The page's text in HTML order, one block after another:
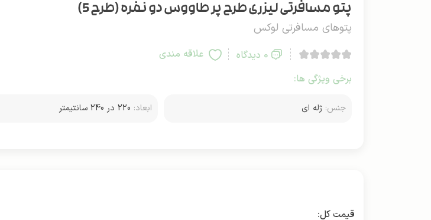
پتو مسافرتی لیزری طرح پر طاووس دو نفره (طرح 5)
پتوهای مسافرتی لوکس
0 دیدگاه
علاقه مندی
برخی ویژگی ها:
جنس: ژله ای ابعاد: 220 در 240 سانتیمتر